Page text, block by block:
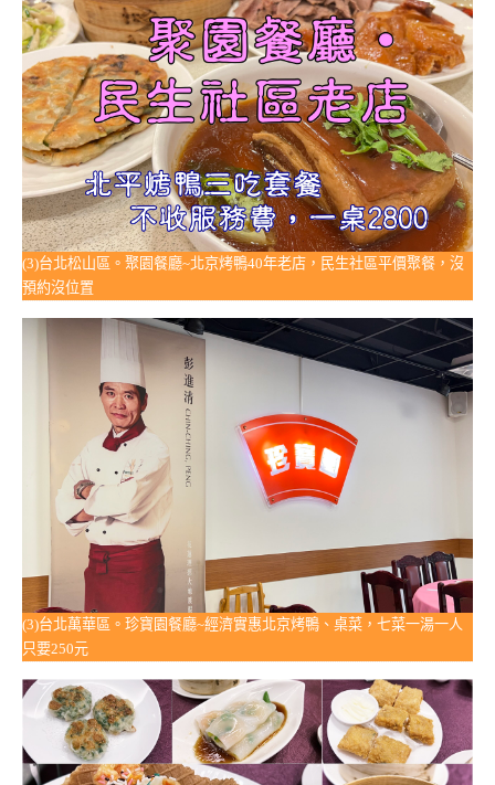
(3)台北松山區。聚園餐廳~北京烤鴨40年老店，民生社區平價聚餐，沒
預約沒位置
(3)台北萬華區。珍寶園餐廳~經濟實惠北京烤鴨、桌菜，七菜一湯一人
只要250元